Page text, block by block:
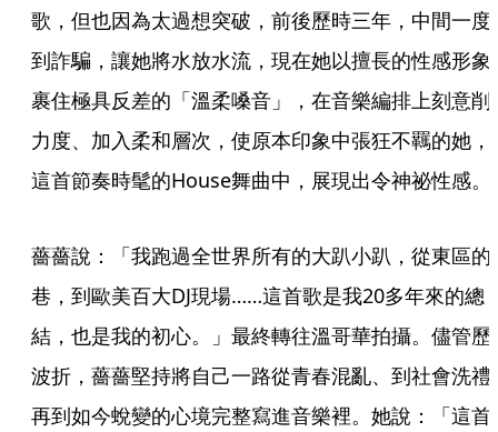
歌，但也因為太過想突破，前後歷時三年，中間一度
到詐騙，讓她將水放水流，現在她以擅長的性感形象
裹住極具反差的「溫柔嗓音」，在音樂編排上刻意削
力度、加入柔和層次，使原本印象中張狂不羈的她，
這首節奏時髦的House舞曲中，展現出令神祕性感。
薔薔說：「我跑過全世界所有的大趴小趴，從東區的
巷，到歐美百大DJ現場……這首歌是我20多年來的總
結，也是我的初心。」最終轉往溫哥華拍攝。儘管歷
波折，薔薔堅持將自己一路從青春混亂、到社會洗禮
再到如今蛻變的心境完整寫進音樂裡。她說：「這首